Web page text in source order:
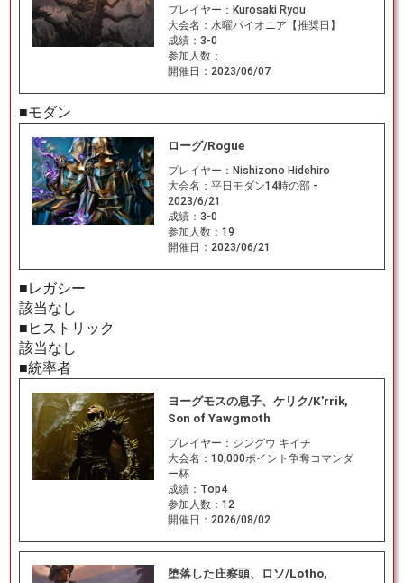
プレイヤー： Kurosaki Ryou
大会名： 水曜パイオニア【推奨日】
成績： 3-0
参加人数：
開催日： 2023/06/07
■モダン
ローグ/Rogue
プレイヤー： Nishizono Hidehiro
大会名： 平日モダン14時の部 -
2023/6/21
成績： 3-0
参加人数： 19
開催日： 2023/06/21
■レガシー
該当なし
■ヒストリック
該当なし
■統率者
ヨーグモスの息子、ケリク/K'rrik,
Son of Yawgmoth
プレイヤー： シングウ キイチ
大会名： 10,000ポイント争奪コマンダ
ー杯
成績： Top4
参加人数： 12
開催日： 2026/08/02
堕落した庄察頭、ロソ/Lotho,